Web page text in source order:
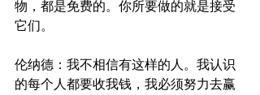
物，都是免费的。你所要做的就是接受
它们。
伦纳德：我不相信有这样的人。我认识
的每个人都要收我钱，我必须努力去赢